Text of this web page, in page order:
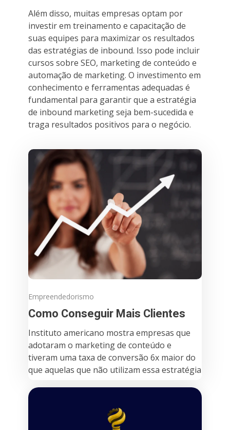
Além disso, muitas empresas optam por
investir em treinamento e capacitação de
suas equipes para maximizar os resultados
das estratégias de inbound. Isso pode incluir
cursos sobre SEO, marketing de conteúdo e
automação de marketing. O investimento em
conhecimento e ferramentas adequadas é
fundamental para garantir que a estratégia
de inbound marketing seja bem-sucedida e
traga resultados positivos para o negócio.
Empreendedorismo
Como Conseguir Mais Clientes
Instituto americano mostra empresas que
adotaram o marketing de conteúdo e
tiveram uma taxa de conversão 6x maior do
que aquelas que não utilizam essa estratégia